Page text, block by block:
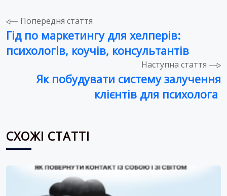
Навігація
записів
Попередня стаття
Гід по маркетингу для хелперів:
психологів, коучів, консультантів
Наступна стаття
Як побудувати систему залучення
клієнтів для психолога
СХОЖІ СТАТТІ